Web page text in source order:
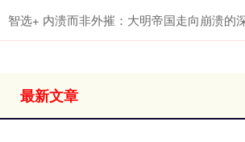
智选+ 内溃而非外摧：大明帝国走向崩溃的
最新文章